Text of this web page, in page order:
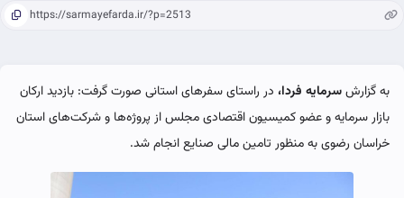
به گزارشسرمایه فردا، در راستای سفرهای استانی صورت گرفت: بازدید ارکان
بازار سرمایه و عضو کمیسیون اقتصادی مجلس از پروژه‌ها و شرکت‌های استان
خراسان رضوی به منظور تامین مالی صنایع انجام شد.